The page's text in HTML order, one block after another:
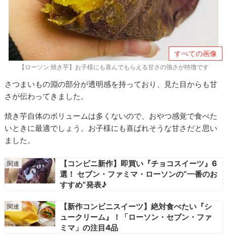
すべての画像
【ローソン 焼き芋】お子様にも喜んでもらえる甘さの強さが特徴です
さつまいもの淵の部分が透明感を持っており、見た目からも甘
さが伝わってきました。
焼き芋自体のボリュームは多くないので、おやつ感覚で食べた
いときに最適でしょう。お子様にも喜ばれそうな甘さだと思い
ました。
【コンビニ新作】即買い『チョコスイーツ』6
選！ セブン・ファミマ・ローソンの“一番のお
すすめ”発表♪
【新作コンビニスイーツ】絶対食べたい『シ
ュークリーム』！「ローソン・セブン・ファ
ミマ」の注目4品